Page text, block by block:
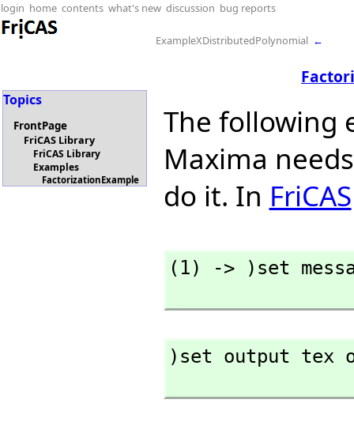
login home contents what's new discussion bug reports
ExampleXDistributedPolynomial ←
Topics
FrontPage
FriCAS Library
FriCAS Library
Examples
FactorizationExample
The following
Maxima
do it. In FriCAS
(1) -> )set
)set output tex